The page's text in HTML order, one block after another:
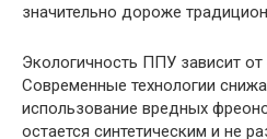
значительно дороже
Экологичность ППУ зависит от
Современные технологии
использование вредных
остается синтетическим и не